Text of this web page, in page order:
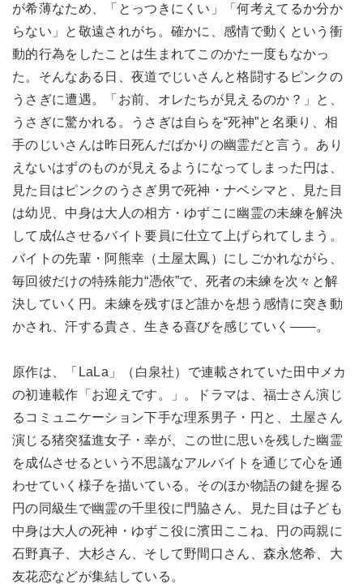
が希薄なため、「とっつきにくい」「何考えてるか分か
らない」と敬遠されがち。確かに、感情で動くという衝
動的行為をしたことは生まれてこのかた一度もなかっ
た。そんなある日、夜道でじいさんと格闘するピンクの
うさぎに遭遇。「お前、オレたちが見えるのか？」と、
うさぎに驚かれる。うさぎは自らを“死神”と名乗り、相
手のじいさんは昨日死んだばかりの幽霊だと言う。あり
えないはずのものが見えるようになってしまった円は、
見た目はピンクのうさぎ男で死神・ナベシマと、見た目
は幼児、中身は大人の相方・ゆずこに幽霊の未練を解決
して成仏させるバイト要員に仕立て上げられてしまう。
バイトの先輩・阿熊幸（土屋太鳳）にしごかれながら、
毎回彼だけの特殊能力“憑依”で、死者の未練を次々と解
決していく円。未練を残すほど誰かを想う感情に突き動
かされ、汗する貴さ、生きる喜びを感じていく――。
原作は、「LaLa」（白泉社）で連載されていた田中メカ
の初連載作「お迎えです。」。ドラマは、福士さん演じ
るコミュニケーション下手な理系男子・円と、土屋さん
演じる猪突猛進女子・幸が、この世に思いを残した幽霊
を成仏させるという不思議なアルバイトを通じて心を通
わせていく様子を描いている。そのほか物語の鍵を握る
円の同級生で幽霊の千里役に門脇さん、見た目は子ども
中身は大人の死神・ゆずこ役に濱田ここね、円の両親に
石野真子、大杉さん、そして野間口さん、森永悠希、大
友花恋などが集結している。